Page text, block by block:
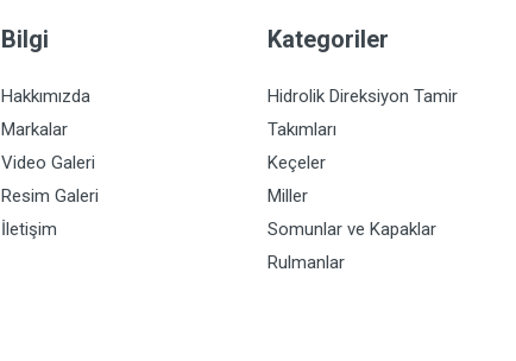
Bilgi
Hakkımızda
Markalar
Video Galeri
Resim Galeri
İletişim
Kategoriler
Hidrolik Direksiyon Tamir
Takımları
Keçeler
Miller
Somunlar ve Kapaklar
Rulmanlar